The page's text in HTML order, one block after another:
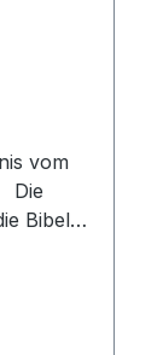
Bibel"